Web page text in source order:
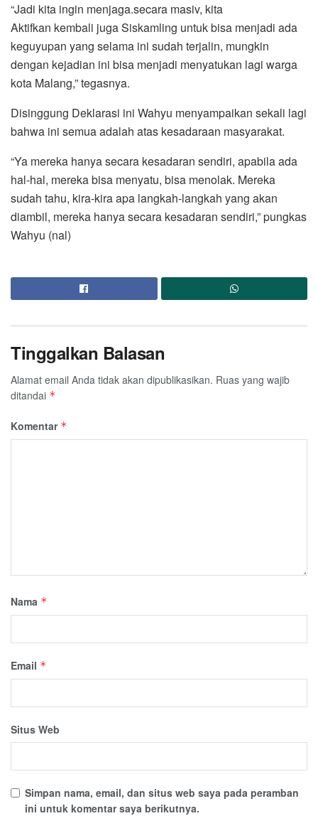
“Jadi kita ingin menjaga.secara masiv, kita
Aktifkan kembali juga Siskamling untuk bisa menjadi ada
keguyupan yang selama ini sudah terjalin, mungkin
dengan kejadian ini bisa menjadi menyatukan lagi warga
kota Malang,” tegasnya.
Disinggung Deklarasi ini Wahyu menyampaikan sekali lagi
bahwa ini semua adalah atas kesadaraan masyarakat.
“Ya mereka hanya secara kesadaran sendiri, apabila ada
hal-hal, mereka bisa menyatu, bisa menolak. Mereka
sudah tahu, kira-kira apa langkah-langkah yang akan
diambil, mereka hanya secara kesadaran sendiri,” pungkas
Wahyu (nal)
Tinggalkan Balasan
Alamat email Anda tidak akan dipublikasikan. Ruas yang wajib
ditandai *
Komentar *
Nama *
Email *
Situs Web
Simpan nama, email, dan situs web saya pada peramban
ini untuk komentar saya berikutnya.